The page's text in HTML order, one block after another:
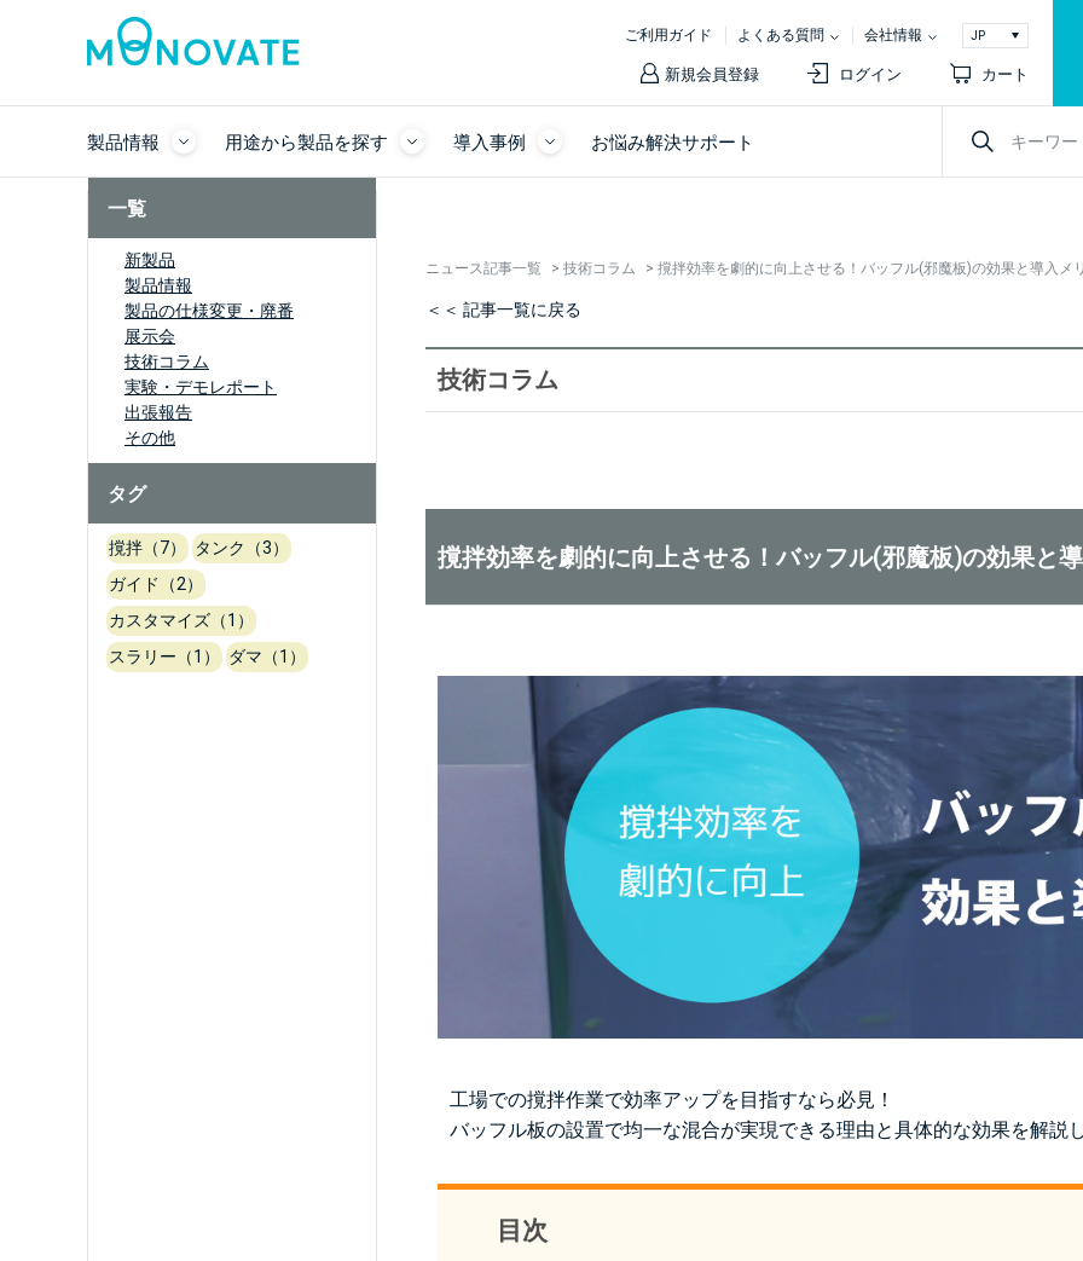
ご利用ガイド よくある質問 会社情報
新規会員登録 ログイン カート
製品情報 用途から製品を探す 導入事例 お悩み解決サポート
一覧
新製品
製品情報
製品の仕様変更・廃番
展示会
技術コラム
実験・デモレポート
出張報告
その他
タグ
撹拌（7）
タンク（3）
ガイド（2）
カスタマイズ（1）
スラリー（1）
ダマ（1）
ニュース記事一覧 > 技術コラム > 撹拌効率を劇的に向上させる！バッフル(邪魔板)の効果と導入メ
＜＜ 記事一覧に戻る
技術コラム
撹拌効率を劇的に向上させる！バッフル(邪魔板)の効果と
工場での撹拌作業で効率アップを目指すなら必見！
バッフル板の設置で均一な混合が実現できる理由と具体的な効果を解説
目次